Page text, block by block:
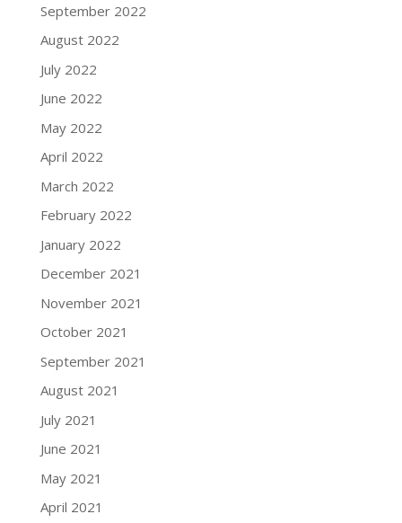
September 2022
August 2022
July 2022
June 2022
May 2022
April 2022
March 2022
February 2022
January 2022
December 2021
November 2021
October 2021
September 2021
August 2021
July 2021
June 2021
May 2021
April 2021